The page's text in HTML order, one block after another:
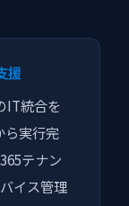
援
IT統合を
ら実行完
テナン
イス管理